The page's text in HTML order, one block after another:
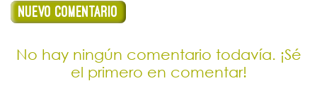
No hay ningún comentario todavía. ¡Sé
el primero en comentar!